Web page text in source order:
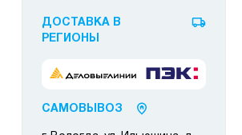
ДОСТАВКА В
РЕГИОНЫ
САМОВЫВОЗ